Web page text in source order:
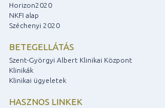
Horizon2020
NKFI alap
Széchenyi 2020
BETEGELLÁTÁS
Szent-Györgyi Albert Klinikai Központ
Klinikák
Klinikai ügyeletek
HASZNOS LINKEK